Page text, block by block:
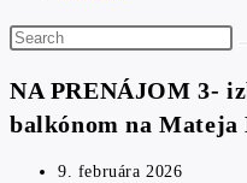
Search
website
NA PRENÁJOM 3-
balkónom na Mateja
Post
9. februára 2026